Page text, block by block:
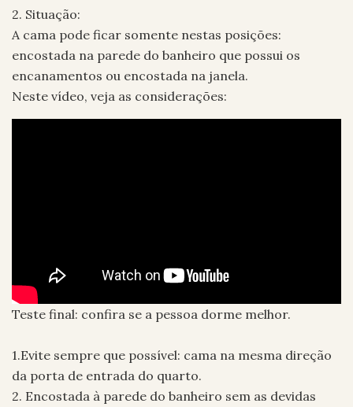
2. Situação:
A cama pode ficar somente nestas posições:
encostada na parede do banheiro que possui os
encanamentos ou encostada na janela.
Neste vídeo, veja as considerações:
Teste final: confira se a pessoa dorme melhor.
1.Evite sempre que possível: cama na mesma direção
da porta de entrada do quarto.
2. Encostada à parede do banheiro sem as devidas